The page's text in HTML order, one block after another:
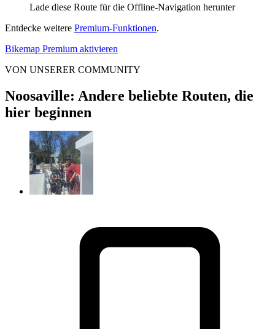
Lade diese Route für die Offline-Navigation herunter
Entdecke weitere Premium-Funktionen.
Bikemap Premium aktivieren
VON UNSERER COMMUNITY
Noosaville: Andere beliebte Routen, die
hier beginnen